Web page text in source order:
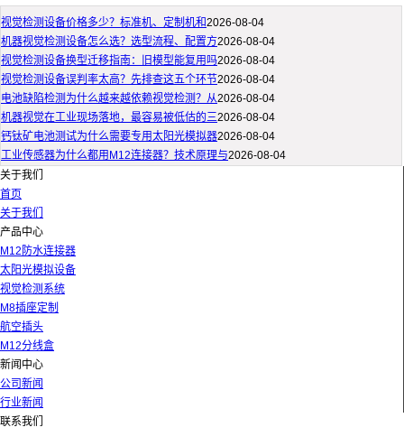
视觉检测设备价格多少？标准机、定制机和2026-08-04
机器视觉检测设备怎么选？选型流程、配置方2026-08-04
视觉检测设备换型迁移指南：旧模型能复用吗2026-08-04
视觉检测设备误判率太高？先排查这五个环节2026-08-04
电池缺陷检测为什么越来越依赖视觉检测？从2026-08-04
机器视觉在工业现场落地，最容易被低估的三2026-08-04
钙钛矿电池测试为什么需要专用太阳光模拟器2026-08-04
工业传感器为什么都用M12连接器？技术原理与2026-08-04
关于我们
首页
关于我们
产品中心
M12防水连接器
太阳光模拟设备
视觉检测系统
M8插座定制
航空插头
M12分线盒
新闻中心
公司新闻
行业新闻
联系我们